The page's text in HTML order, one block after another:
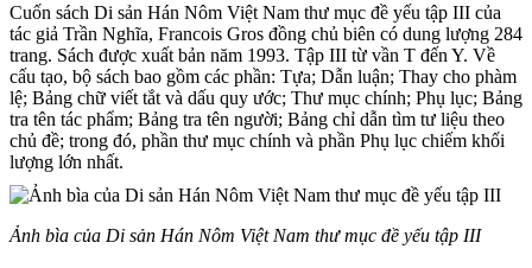
Cuốn sách Di sản Hán Nôm Việt Nam thư mục đề yếu tập III của
tác giả Trần Nghĩa, Francois Gros đồng chủ biên có dung lượng 284
trang. Sách được xuất bản năm 1993. Tập III từ vần T đến Y. Về
cấu tạo, bộ sách bao gồm các phần: Tựa; Dẫn luận; Thay cho phàm
lệ; Bảng chữ viết tắt và dấu quy ước; Thư mục chính; Phụ lục; Bảng
tra tên tác phẩm; Bảng tra tên người; Bảng chỉ dẫn tìm tư liệu theo
chủ đề; trong đó, phần thư mục chính và phần Phụ lục chiếm khối
lượng lớn nhất.
Ảnh bìa của Di sản Hán Nôm Việt Nam thư mục đề yếu tập III